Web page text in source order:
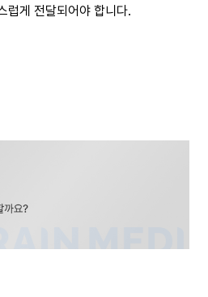
럽게 전달되어야 합니다.